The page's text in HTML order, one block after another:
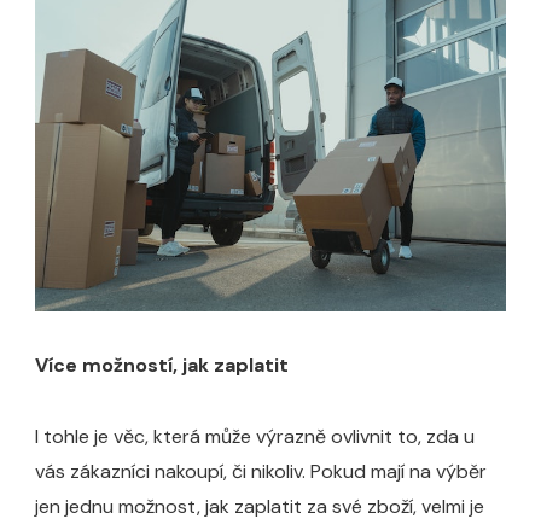
Více možností, jak zaplatit
I tohle je věc, která může výrazně ovlivnit to, zda u
vás zákazníci nakoupí, či nikoliv. Pokud mají na výběr
jen jednu možnost, jak zaplatit za své zboží, velmi je